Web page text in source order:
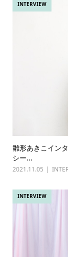
INTERVIEW
雛形あきこイン
シー...
2021.11.05
INTERVIEW